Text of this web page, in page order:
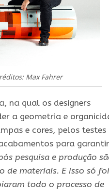
Max Fahrer
na qual os designers
a geometria e
e cores, pelos testes
para garantir
pesquisa e produção
de materiais. E isso só foi
todo o processo de